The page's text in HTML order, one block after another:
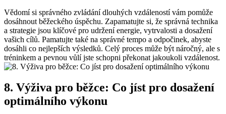
Vědomí si správného zvládání dlouhých vzdáleností vám pomůže
dosáhnout běžeckého úspěchu. Zapamatujte si, že správná technika
a strategie jsou klíčové pro udržení energie, vytrvalosti a dosažení
vašich cílů. Pamatujte také na správné tempo a odpočinek, abyste
dosáhli co nejlepších výsledků. Celý proces může být náročný, ale s
tréninkem a pevnou vůlí jste schopni překonat jakoukoli vzdálenost.
8. Výživa pro běžce: Co jíst pro dosažení
optimálního výkonu